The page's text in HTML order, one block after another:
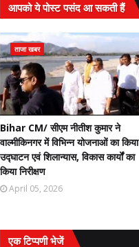
आपको ये पोस्ट पसंद आ सकती हैं
ताजा खबर
Bihar CM/ सीएम नीतीश कुमार ने
वाल्मीकिनगर में विभिन्न योजनाओं का किया
उद्घाटन एवं शिलान्यास, विकास कार्यों का
किया निरीक्षण
April 05, 2026
एक टिप्पणी भेजें